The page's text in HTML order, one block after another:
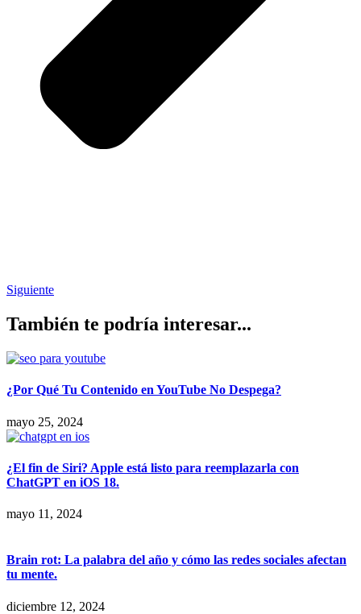
Siguiente
También te podría interesar...
¿Por Qué Tu Contenido en YouTube No Despega?
mayo 25, 2024
¿El fin de Siri? Apple está listo para reemplazarla con
ChatGPT en iOS 18.
mayo 11, 2024
Brain rot: La palabra del año y cómo las redes sociales afectan
tu mente.
diciembre 12, 2024